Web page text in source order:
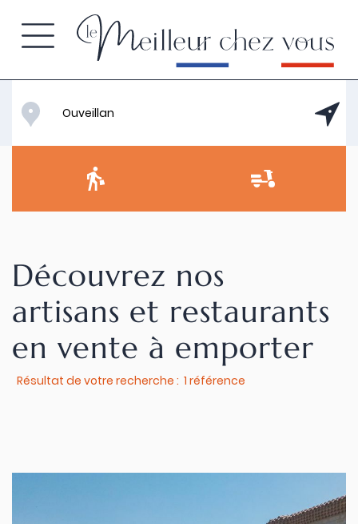
Découvrez nos
artisans et restaurants
en vente à emporter
Résultat de votre recherche : 1 référence